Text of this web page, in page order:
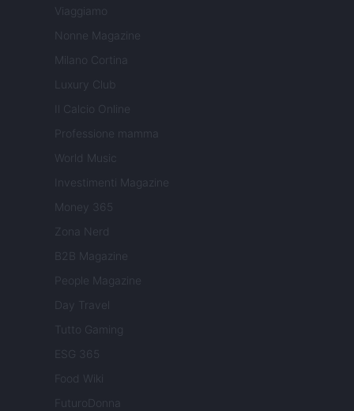
Viaggiamo
Nonne Magazine
Milano Cortina
Luxury Club
Il Calcio Online
Professione mamma
World Music
Investimenti Magazine
Money 365
Zona Nerd
B2B Magazine
People Magazine
Day Travel
Tutto Gaming
ESG 365
Food Wiki
FuturoDonna